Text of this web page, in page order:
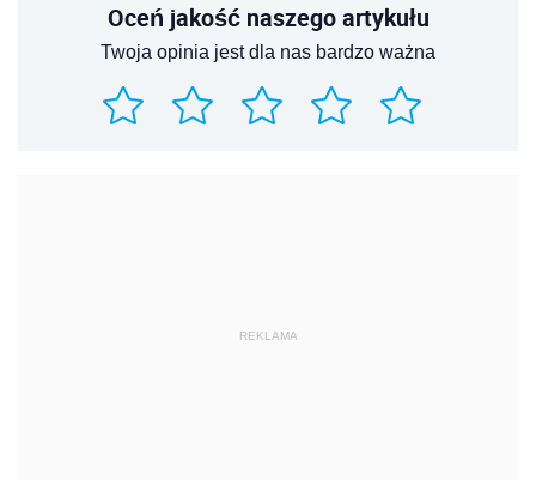
Oceń jakość naszego artykułu
Twoja opinia jest dla nas bardzo ważna
REKLAMA